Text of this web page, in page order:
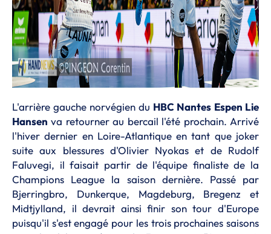
L'arrière gauche norvégien du HBC Nantes Espen Lie
Hansen va retourner au bercail l'été prochain. Arrivé
l'hiver dernier en Loire-Atlantique en tant que joker
suite aux blessures d'Olivier Nyokas et de Rudolf
Faluvegi, il faisait partir de l'équipe finaliste de la
Champions League la saison dernière. Passé par
Bjerringbro, Dunkerque, Magdeburg, Bregenz et
Midtjylland, il devrait ainsi finir son tour d'Europe
puisqu'il s'est engagé pour les trois prochaines saisons